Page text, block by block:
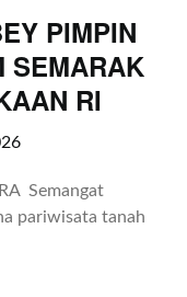
PIMPIN
SEMARAK
RI
Semangat
pariwisata tanah